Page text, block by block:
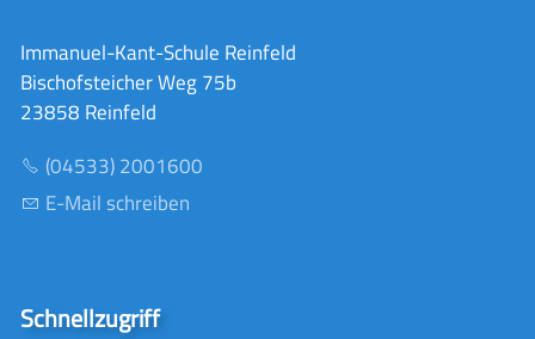
Immanuel-Kant-Schule Reinfeld
Bischofsteicher Weg 75b
23858 Reinfeld
(04533) 2001600
E-Mail schreiben
Schnellzugriff